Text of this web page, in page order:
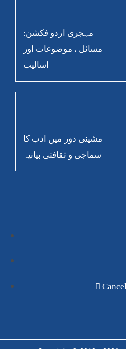
مہجری اردو فکشن:
مسائل ، موضوعات اور
اسالیب
مشینی دور میں ادب کا
سماجی و ثقافتی بیانیہ